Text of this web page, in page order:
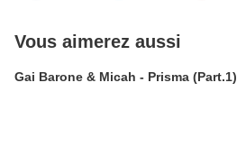
Vous aimerez aussi
Gai Barone & Micah - Prisma (Part.1)